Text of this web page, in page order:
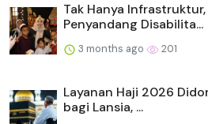
Tak Hanya
Penyandang Disabilita...
3 months ago 201
Layanan Haji 2026
bagi Lansia, ...